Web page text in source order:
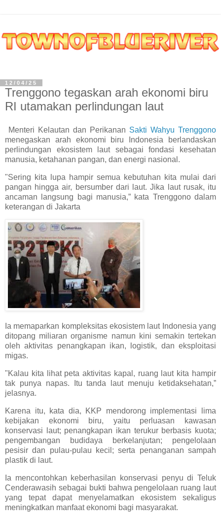
12/04/25
Trenggono tegaskan arah ekonomi biru
RI utamakan perlindungan laut
Menteri Kelautan dan Perikanan Sakti Wahyu Trenggono
menegaskan arah ekonomi biru Indonesia berlandaskan
perlindungan ekosistem laut sebagai fondasi kesehatan
manusia, ketahanan pangan, dan energi nasional.
"Sering kita lupa hampir semua kebutuhan kita mulai dari
pangan hingga air, bersumber dari laut. Jika laut rusak, itu
ancaman langsung bagi manusia,” kata Trenggono dalam
keterangan di Jakarta
Ia memaparkan kompleksitas ekosistem laut Indonesia yang
ditopang miliaran organisme namun kini semakin tertekan
oleh aktivitas penangkapan ikan, logistik, dan eksploitasi
migas.
"Kalau kita lihat peta aktivitas kapal, ruang laut kita hampir
tak punya napas. Itu tanda laut menuju ketidaksehatan,”
jelasnya.
Karena itu, kata dia, KKP mendorong implementasi lima
kebijakan ekonomi biru, yaitu perluasan kawasan
konservasi laut; penangkapan ikan terukur berbasis kuota;
pengembangan budidaya berkelanjutan; pengelolaan
pesisir dan pulau-pulau kecil; serta penanganan sampah
plastik di laut.
Ia mencontohkan keberhasilan konservasi penyu di Teluk
Cenderawasih sebagai bukti bahwa pengelolaan ruang laut
yang tepat dapat menyelamatkan ekosistem sekaligus
meningkatkan manfaat ekonomi bagi masyarakat.